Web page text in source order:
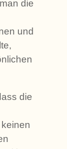
die
und
die